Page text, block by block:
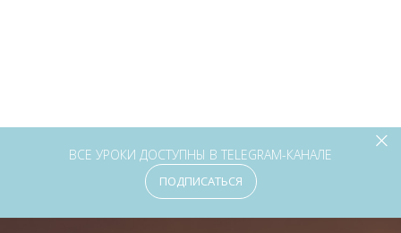
ВСЕ УРОКИ ДОСТУПНЫ В TELEGRAM-КАНАЛЕ
ПОДПИСАТЬСЯ